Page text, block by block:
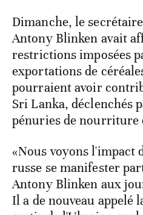
Dimanche, le
Antony Blinken avait
restrictions imposées
exportations de
pourraient avoir
Sri Lanka, déclenchés
pénuries de nourriture
«Nous voyons l'impact
russe se manifester
Antony Blinken aux
Il a de nouveau appelé